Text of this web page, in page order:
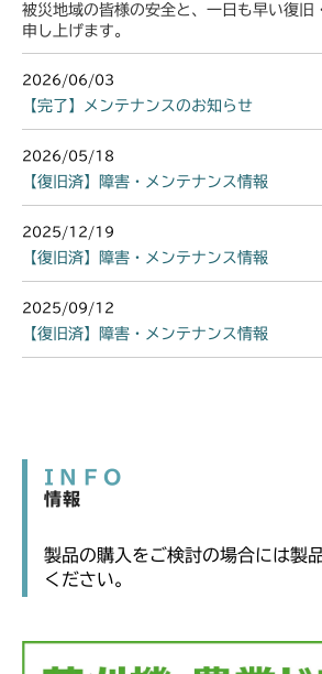
被災地域の皆様の安全と、一日も早い復旧
申し上げます。
2026/06/03
【完了】メンテナンスのお知らせ
2026/05/18
【復旧済】障害・メンテナンス情報
2025/12/19
【復旧済】障害・メンテナンス情報
2025/09/12
【復旧済】障害・メンテナンス情報
INFO
情報
製品の購入をご検討の場合には製
ください。